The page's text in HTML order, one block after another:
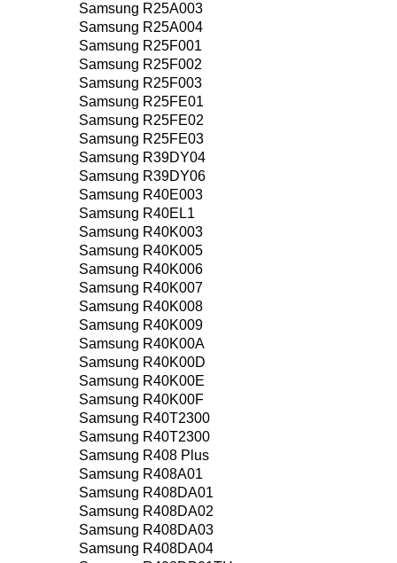
Samsung R25A003
Samsung R25A004
Samsung R25F001
Samsung R25F002
Samsung R25F003
Samsung R25FE01
Samsung R25FE02
Samsung R25FE03
Samsung R39DY04
Samsung R39DY06
Samsung R40E003
Samsung R40EL1
Samsung R40K003
Samsung R40K005
Samsung R40K006
Samsung R40K007
Samsung R40K008
Samsung R40K009
Samsung R40K00A
Samsung R40K00D
Samsung R40K00E
Samsung R40K00F
Samsung R40T2300
Samsung R40T2300
Samsung R408 Plus
Samsung R408A01
Samsung R408DA01
Samsung R408DA02
Samsung R408DA03
Samsung R408DA04